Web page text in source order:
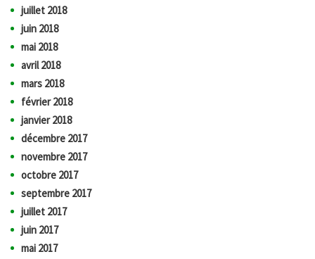
juillet 2018
juin 2018
mai 2018
avril 2018
mars 2018
février 2018
janvier 2018
décembre 2017
novembre 2017
octobre 2017
septembre 2017
juillet 2017
juin 2017
mai 2017